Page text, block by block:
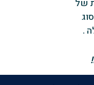
של
‏.